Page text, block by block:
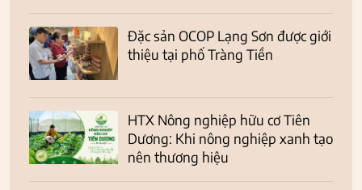
Đặc sản OCOP Lạng Sơn được giới
thiệu tại phố Tràng Tiền
HTX Nông nghiệp hữu cơ Tiên
Dương: Khi nông nghiệp xanh tạo
nên thương hiệu